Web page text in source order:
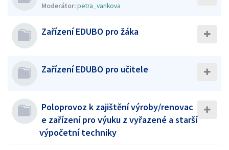
Moderátor:petra_vankova
Zařízení EDUBO pro žáka
Zařízení EDUBO pro učitele
Poloprovoz k zajištění výroby/renovac
e zařízení pro výuku z vyřazené a starší
výpočetní techniky